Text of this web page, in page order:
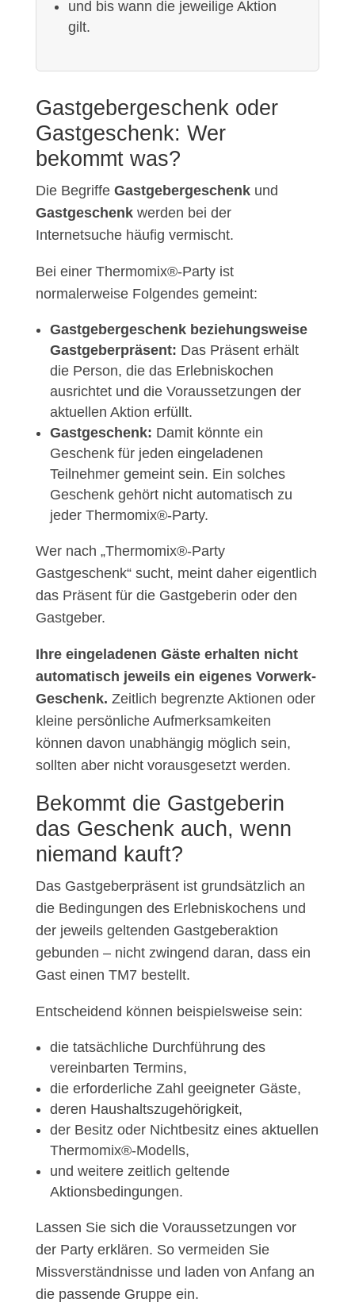
und bis wann die jeweilige Aktion
gilt.
Gastgebergeschenk oder
Gastgeschenk: Wer
bekommt was?
Die Begriffe Gastgebergeschenkund
Gastgeschenkwerden bei der
Internetsuche häufig vermischt.
Bei einer Thermomix®-Party ist
normalerweise Folgendes gemeint:
Gastgebergeschenk beziehungsweise
Gastgeberpräsent: Das Präsent erhält
die Person, die das Erlebniskochen
ausrichtet und die Voraussetzungen der
aktuellen Aktion erfüllt.
Gastgeschenk: Damit könnte ein
Geschenk für jeden eingeladenen
Teilnehmer gemeint sein. Ein solches
Geschenk gehört nicht automatisch zu
jeder Thermomix®-Party.
Wer nach „Thermomix®-Party
Gastgeschenk“ sucht, meint daher eigentlich
das Präsent für die Gastgeberin oder den
Gastgeber.
Ihre eingeladenen Gäste erhalten nicht
automatisch jeweils ein eigenes Vorwerk-
Geschenk. Zeitlich begrenzte Aktionen oder
kleine persönliche Aufmerksamkeiten
können davon unabhängig möglich sein,
sollten aber nicht vorausgesetzt werden.
Bekommt die Gastgeberin
das Geschenk auch, wenn
niemand kauft?
Das Gastgeberpräsent ist grundsätzlich an
die Bedingungen des Erlebniskochens und
der jeweils geltenden Gastgeberaktion
gebunden – nicht zwingend daran, dass ein
Gast einen TM7 bestellt.
Entscheidend können beispielsweise sein:
die tatsächliche Durchführung des
vereinbarten Termins,
die erforderliche Zahl geeigneter Gäste,
deren Haushaltszugehörigkeit,
der Besitz oder Nichtbesitz eines aktuellen
Thermomix®-Modells,
und weitere zeitlich geltende
Aktionsbedingungen.
Lassen Sie sich die Voraussetzungen vor
der Party erklären. So vermeiden Sie
Missverständnisse und laden von Anfang an
die passende Gruppe ein.